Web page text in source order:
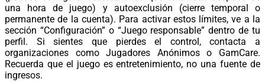
una hora de juego) y autoexclusión (cierre temporal o
permanente de la cuenta). Para activar estos límites, ve a la
sección “Configuración” o “Juego responsable” dentro de tu
perfil. Si sientes que pierdes el control, contacta a
organizaciones como Jugadores Anónimos o GamCare.
Recuerda que el juego es entretenimiento, no una fuente de
ingresos.